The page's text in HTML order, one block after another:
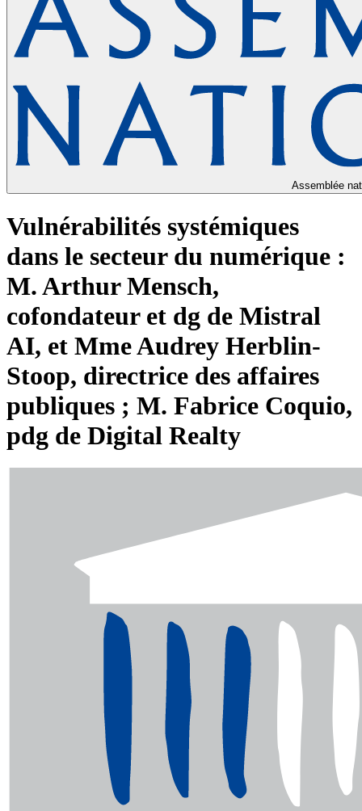
Assemblée
Vulnérabilités systémiques
dans le secteur du numérique :
M. Arthur Mensch,
cofondateur et dg de Mistral
AI, et Mme Audrey Herblin-
Stoop, directrice des affaires
publiques ; M. Fabrice Coquio,
pdg de Digital Realty